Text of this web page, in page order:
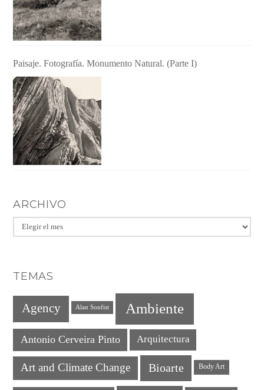
Paisaje. Fotografía. Monumento Natural. (Parte I)
ARCHIVO
Archivo
TEMAS
Agency Alan Sonfist Ambiente
Antonio Cerveira Pinto Arquitectura
Art and Climate Change Bioarte Body Art